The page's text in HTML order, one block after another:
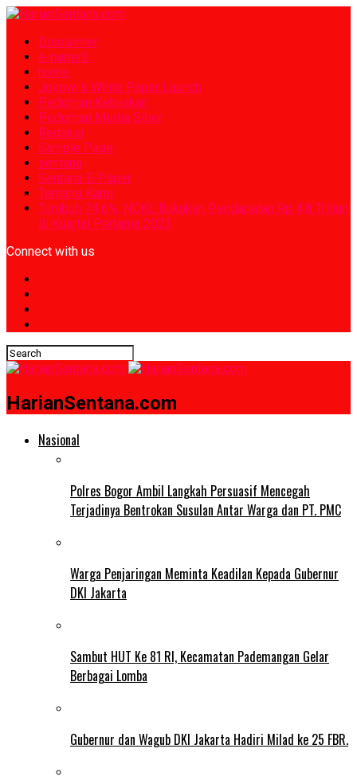
Disclaimer
e-paper2
home
Jokowi’s White Paper Launch
Pedoman Kebijakan
Pedoman Media Siber
Redaksi
Sample Page
sentana
Sentana E-Paper
Tentang Kami
Tumbuh 74,6%, NCKL Bukukan Pendapatan Rp 4,8 Triliun
di Kuartal Pertama 2023
Connect with us
HarianSentana.com
Nasional
Polres Bogor Ambil Langkah Persuasif Mencegah
Terjadinya Bentrokan Susulan Antar Warga dan PT. PMC
Warga Penjaringan Meminta Keadilan Kepada Gubernur
DKI Jakarta
Sambut HUT Ke 81 RI, Kecamatan Pademangan Gelar
Berbagai Lomba
Gubernur dan Wagub DKI Jakarta Hadiri Milad ke 25 FBR.